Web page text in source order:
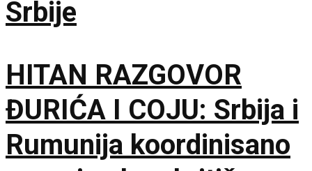
Srbije
HITAN RAZGOVOR
ĐURIĆA I COJU: Srbija i
Rumunija koordinisano